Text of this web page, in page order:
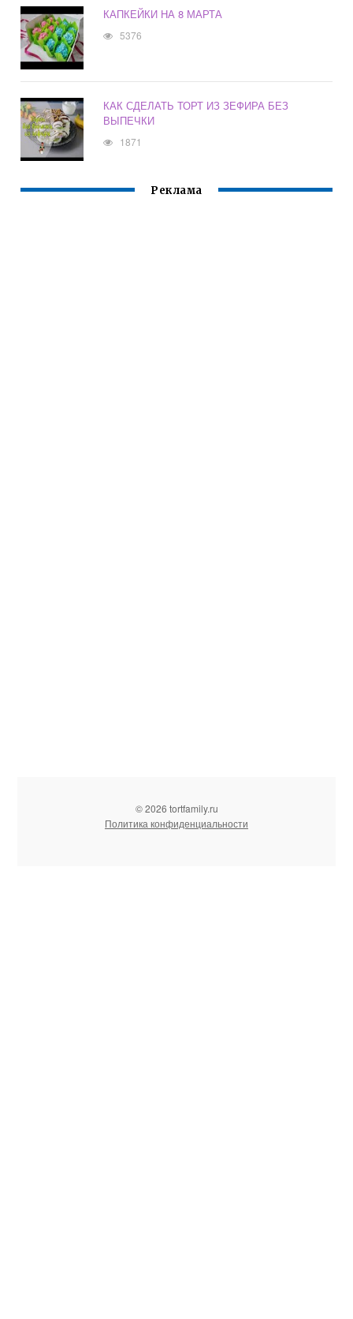
КАПКЕЙКИ НА 8 МАРТА
5376
КАК СДЕЛАТЬ ТОРТ ИЗ ЗЕФИРА БЕЗ
ВЫПЕЧКИ
1871
Реклама
© 2026 tortfamily.ru
Политика конфиденциальности